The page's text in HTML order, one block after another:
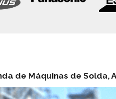
de Máquinas de Solda,